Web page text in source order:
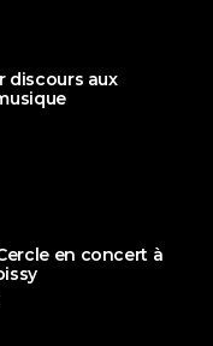
discours aux
en concert à